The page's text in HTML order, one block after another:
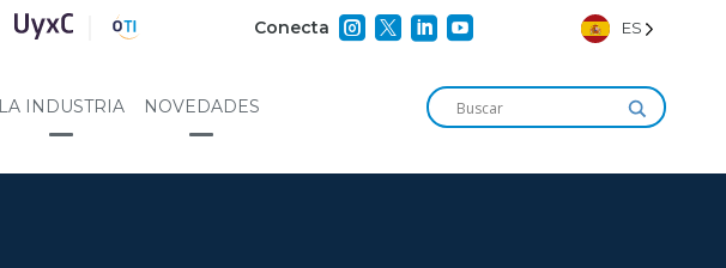
Conecta     ES
LA INDUSTRIA NOVEDADES